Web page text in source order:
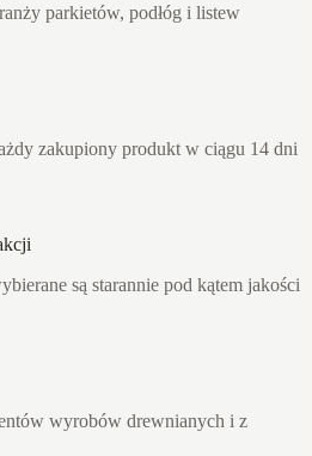
parkietów, podłóg i listew
zakupiony produkt w ciągu 14 dni
są starannie pod kątem jakości
wyrobów drewnianych i z